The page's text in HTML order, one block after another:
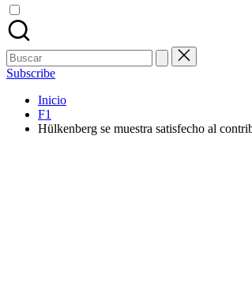
Buscar:
Subscribe
Inicio
F1
Hülkenberg se muestra satisfecho al